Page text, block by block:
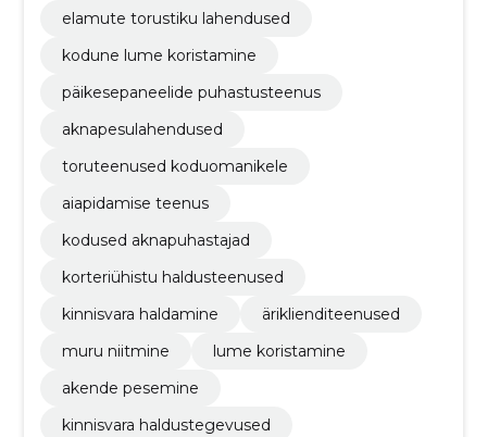
elamute torustiku lahendused
kodune lume koristamine
päikesepaneelide puhastusteenus
aknapesulahendused
toruteenused koduomanikele
aiapidamise teenus
kodused aknapuhastajad
korteriühistu haldusteenused
kinnisvara haldamine
äriklienditeenused
muru niitmine
lume koristamine
akende pesemine
kinnisvara haldustegevused